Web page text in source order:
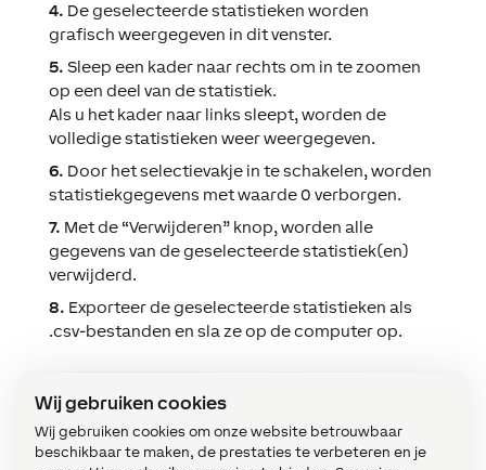
Wij gebruiken cookies
Wij gebruiken cookies om onze website betrouwbaar
beschikbaar te maken, de prestaties te verbeteren en je
4. De geselecteerde statistieken worden
grafisch weergegeven in dit venster.
5. Sleep een kader naar rechts om in te zoomen
op een deel van de statistiek.
Als u het kader naar links sleept, worden de
volledige statistieken weer weergegeven.
6. Door het selectievakje in te schakelen, worden
statistiekgegevens met waarde 0 verborgen.
7. Met de “Verwijderen” knop, worden alle
gegevens van de geselecteerde statistiek(en)
verwijderd.
8. Exporteer de geselecteerde statistieken als
.csv-bestanden en sla ze op de computer op.
visualisatie
In de visualisatie kunnen alle objecten die